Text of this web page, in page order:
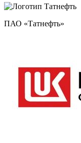
ПАО «Татнефть»